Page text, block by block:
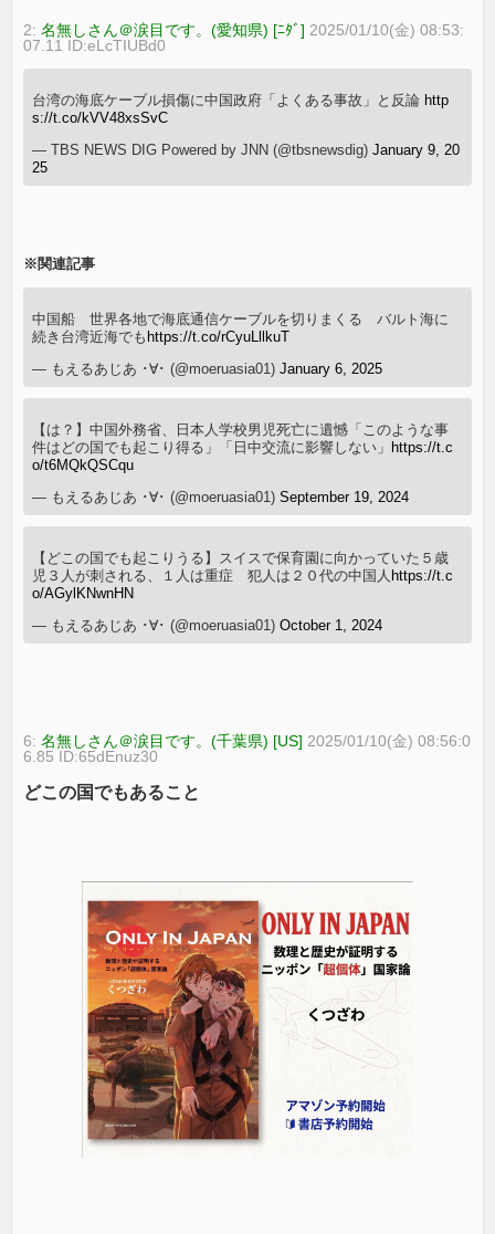
2:名無しさん＠涙目です。(愛知県) [ﾆﾀﾞ] 2025/01/10(金) 08:53:
07.11 ID:eLcTIUBd0
台湾の海底ケーブル損傷に中国政府「よくある事故」と反論 http
s://t.co/kVV48xsSvC
— TBS NEWS DIG Powered by JNN (@tbsnewsdig)January 9, 20
25
※関連記事
中国船 世界各地で海底通信ケーブルを切りまくる バルト海に
続き台湾近海でも https://t.co/rCyuLllkuT
— もえるあじあ ･∀･ (@moeruasia01)January 6, 2025
【は？】中国外務省、日本人学校男児死亡に遺憾「このような事
件はどの国でも起こり得る」「日中交流に影響しない」 https://t.c
o/t6MQkQSCqu
— もえるあじあ ･∀･ (@moeruasia01)September 19, 2024
【どこの国でも起こりうる】スイスで保育園に向かっていた５歳
児３人が刺される、１人は重症 犯人は２０代の中国人 https://t.c
o/AGylKNwnHN
— もえるあじあ ･∀･ (@moeruasia01)October 1, 2024
6:名無しさん＠涙目です。(千葉県) [US] 2025/01/10(金) 08:56:0
6.85 ID:65dEnuz30
どこの国でもあること